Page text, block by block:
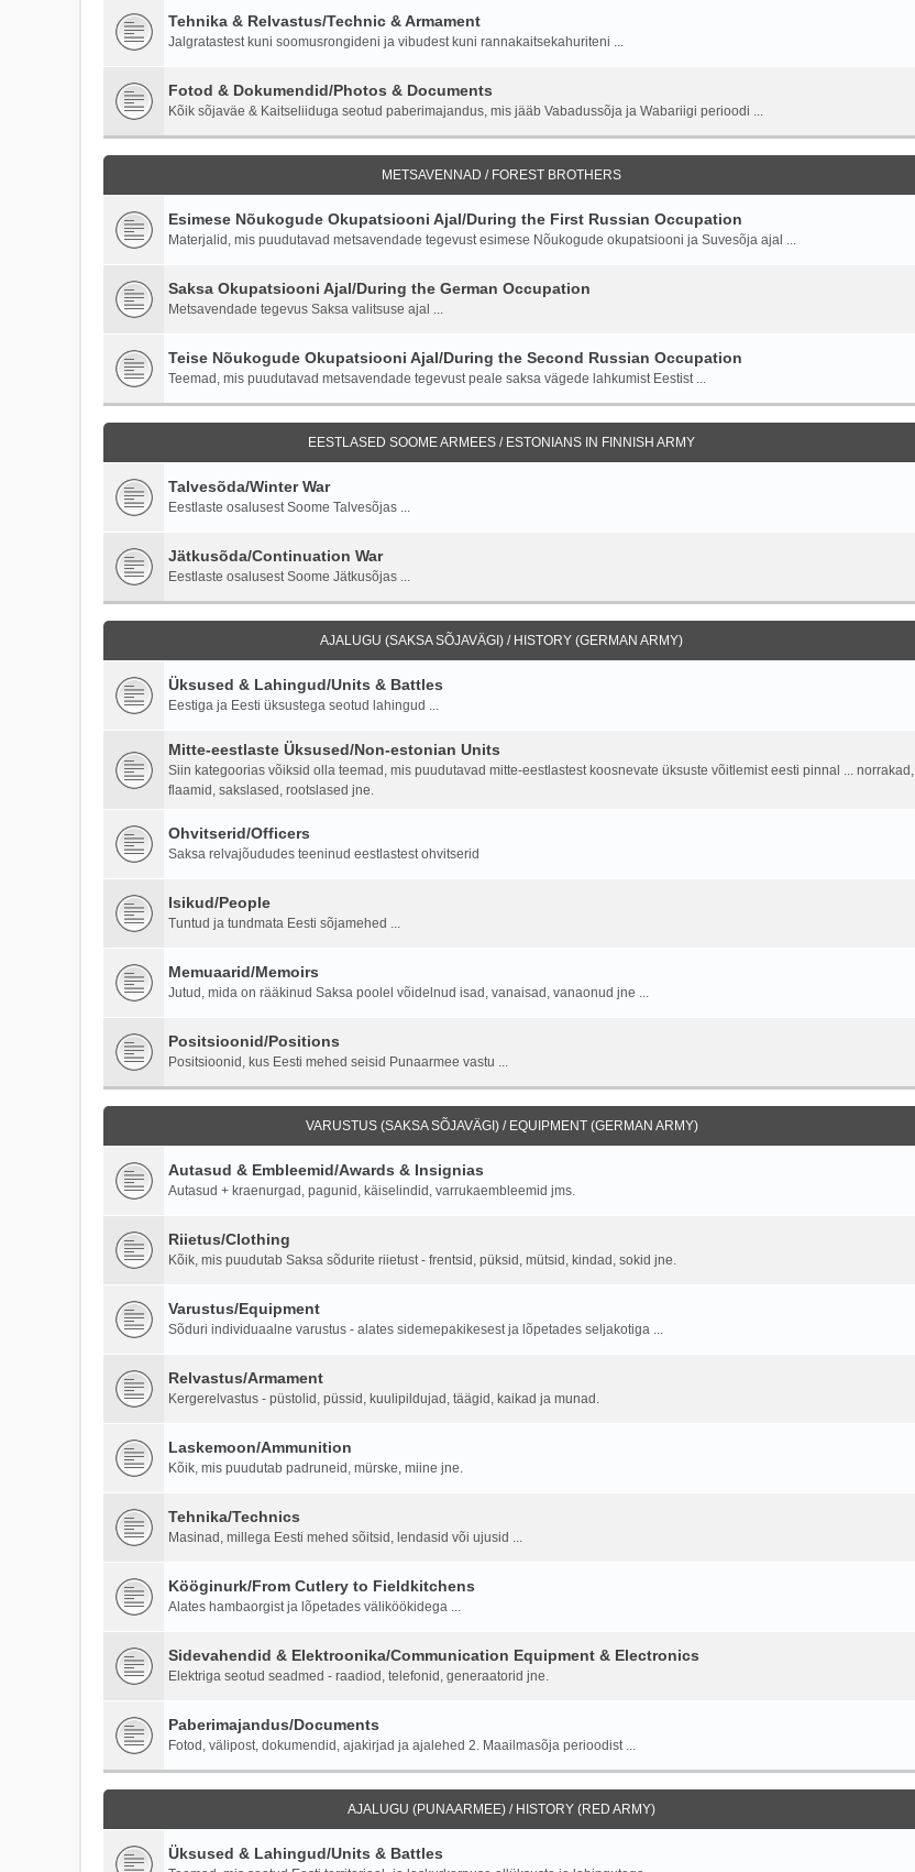
Tehnika & Relvastus/Technic & Armament
Jalgratastest kuni soomusrongideni ja vibudest kuni rannakaitsekahuriteni ...
Fotod & Dokumendid/Photos & Documents
Kõik sõjaväe & Kaitseliiduga seotud paberimajandus, mis jääb Vabadussõja ja Wabariigi perioodi ...
METSAVENNAD / FOREST BROTHERS
Esimese Nõukogude Okupatsiooni Ajal/During the First Russian Occupation
Materjalid, mis puudutavad metsavendade tegevust esimese Nõukogude okupatsiooni ja Suvesõja ajal ...
Saksa Okupatsiooni Ajal/During the German Occupation
Metsavendade tegevus Saksa valitsuse ajal ...
Teise Nõukogude Okupatsiooni Ajal/During the Second Russian Occupation
Teemad, mis puudutavad metsavendade tegevust peale saksa vägede lahkumist Eestist ...
EESTLASED SOOME ARMEES / ESTONIANS IN FINNISH ARMY
Talvesõda/Winter War
Eestlaste osalusest Soome Talvesõjas ...
Jätkusõda/Continuation War
Eestlaste osalusest Soome Jätkusõjas ...
AJALUGU (SAKSA SÕJAVÄGI) / HISTORY (GERMAN ARMY)
Üksused & Lahingud/Units & Battles
Eestiga ja Eesti üksustega seotud lahingud ...
Mitte-eestlaste Üksused/Non-estonian Units
Siin kategoorias võiksid olla teemad, mis puudutavad mitte-eestlastest koosnevate üksuste võitlemist eesti pinnal ... norrakad,
flaamid, sakslased, rootslased jne.
Ohvitserid/Officers
Saksa relvajõududes teeninud eestlastest ohvitserid
Isikud/People
Tuntud ja tundmata Eesti sõjamehed ...
Memuaarid/Memoirs
Jutud, mida on rääkinud Saksa poolel võidelnud isad, vanaisad, vanaonud jne ...
Positsioonid/Positions
Positsioonid, kus Eesti mehed seisid Punaarmee vastu ...
VARUSTUS (SAKSA SÕJAVÄGI) / EQUIPMENT (GERMAN ARMY)
Autasud & Embleemid/Awards & Insignias
Autasud + kraenurgad, pagunid, käiselindid, varrukaembleemid jms.
Riietus/Clothing
Kõik, mis puudutab Saksa sõdurite riietust - frentsid, püksid, mütsid, kindad, sokid jne.
Varustus/Equipment
Sõduri individuaalne varustus - alates sidemepakikesest ja lõpetades seljakotiga ...
Relvastus/Armament
Kergerelvastus - püstolid, püssid, kuulipildujad, täägid, kaikad ja munad.
Laskemoon/Ammunition
Kõik, mis puudutab padruneid, mürske, miine jne.
Tehnika/Technics
Masinad, millega Eesti mehed sõitsid, lendasid või ujusid ...
Kööginurk/From Cutlery to Fieldkitchens
Alates hambaorgist ja lõpetades väliköökidega ...
Sidevahendid & Elektroonika/Communication Equipment & Electronics
Elektriga seotud seadmed - raadiod, telefonid, generaatorid jne.
Paberimajandus/Documents
Fotod, välipost, dokumendid, ajakirjad ja ajalehed 2. Maailmasõja perioodist ...
AJALUGU (PUNAARMEE) / HISTORY (RED ARMY)
Üksused & Lahingud/Units & Battles